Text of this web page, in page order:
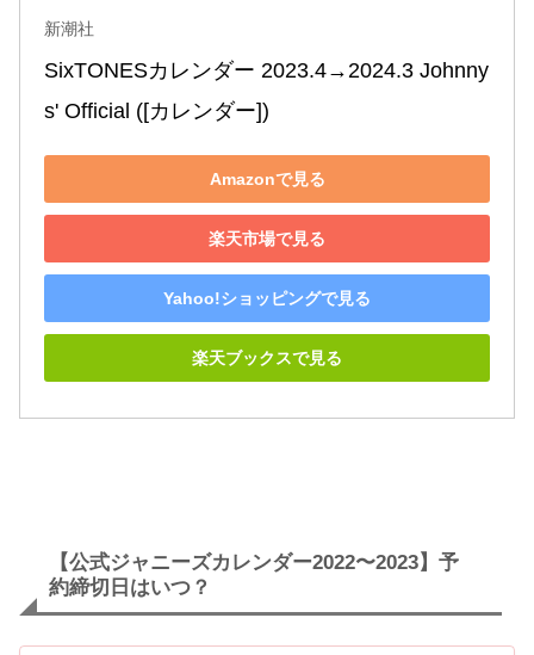
新潮社
SixTONESカレンダー 2023.4→2024.3 Johnny
s' Official ([カレンダー])
Amazonで見る
楽天市場で見る
Yahoo!ショッピングで見る
楽天ブックスで見る
【公式ジャニーズカレンダー2022〜2023】予
約締切日はいつ？